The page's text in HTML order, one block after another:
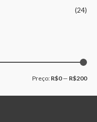
(24)
Preço: R$0— R$200